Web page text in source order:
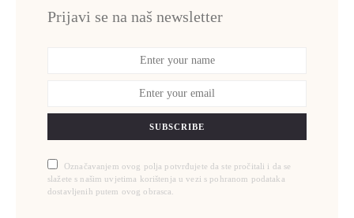
Prijavi se na naš newsletter
SUBSCRIBE
Označavanjem ovog polja potvrđujete da ste pročitali i da se
slažete s našim uvjetima korištenja u vezi s pohranom podataka
dostavljenih putem ovog obrasca.